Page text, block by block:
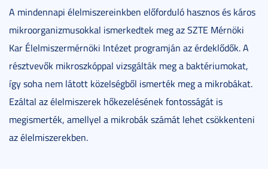
A mindennapi élelmiszereinkben előforduló hasznos és káros
mikroorganizmusokkal ismerkedtek meg az SZTE Mérnöki
Kar Élelmiszermérnöki Intézet programján az érdeklődők. A
résztvevők mikroszkóppal vizsgálták meg a baktériumokat,
így soha nem látott közelségből ismerték meg a mikrobákat.
Ezáltal az élelmiszerek hőkezelésének fontosságát is
megismerték, amellyel a mikrobák számát lehet csökkenteni
az élelmiszerekben.